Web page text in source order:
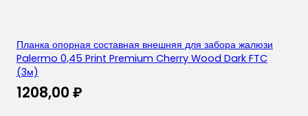
Планка опорная составная внешняя для забора жалюзи
Palermo 0,45 Print Premium Cherry Wood Dark FTC
(3м)
1208,00 ₽